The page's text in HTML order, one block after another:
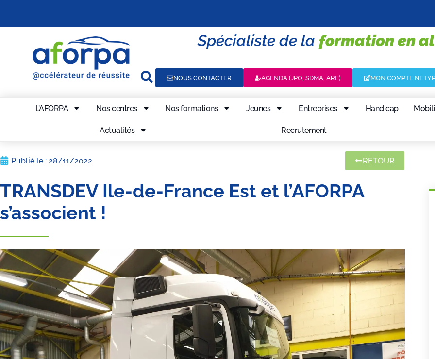
Spécialiste de la formation en
NOUS CONTACTER AGENDA (JPO, SDMA, ARE) MON COMPTE
L’AFORPA Nos centres Nos formations Jeunes Entreprises Handicap
Actualités Recrutement
Publié le : 28/11/2022 RETOUR
TRANSDEV Ile-de-France Est et l’AFORPA
s’associent !